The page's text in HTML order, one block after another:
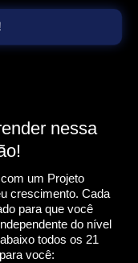
nessa
um Projeto
crescimento. Cada
para que você
do nível
todos os 21
você: